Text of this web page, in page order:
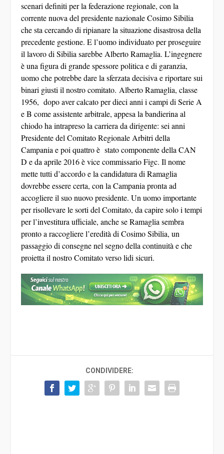
scenari definiti per la federazione regionale, con la
corrente nuova del presidente nazionale Cosimo Sibilia
che sta cercando di ripianare la situazione disastrosa della
precedente gestione. E l’uomo individuato per proseguire
il lavoro di Sibilia sarebbe Alberto Ramaglia. L’ingegnere
è una figura di grande spessore politica e di garanzia,
uomo che potrebbe dare la sferzata decisiva e riportare sui
binari giusti il nostro comitato. Alberto Ramaglia, classe
1956, dopo aver calcato per dieci anni i campi di Serie A
e B come assistente arbitrale, appesa la bandierina al
chiodo ha intrapreso la carriera da dirigente: sei anni
Presidente del Comitato Regionale Arbitri della
Campania e poi quattro è stato componente della CAN
D e da aprile 2016 è vice commissario Figc. Il nome
mette tutti d’accordo e la candidatura di Ramaglia
dovrebbe essere certa, con la Campania pronta ad
accogliere il suo nuovo presidente. Un uomo importante
per risollevare le sorti del Comitato, da capire solo i tempi
per l’investitura ufficiale, anche se Ramaglia sembra
pronto a raccogliere l’eredità di Cosimo Sibilia, un
passaggio di consegne nel segno della continuità e che
proietta il nostro Comitato verso lidi sicuri.
CONDIVIDERE: